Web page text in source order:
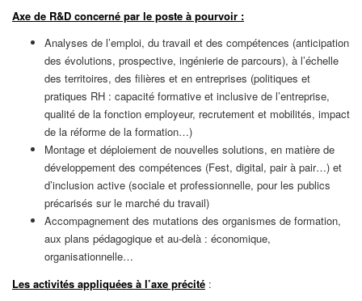
Axe de R&D concerné par le poste à pourvoir :
Analyses de l’emploi, du travail et des compétences (anticipation
des évolutions, prospective, ingénierie de parcours), à l’échelle
des territoires, des filières et en entreprises (politiques et
pratiques RH : capacité formative et inclusive de l’entreprise,
qualité de la fonction employeur, recrutement et mobilités, impact
de la réforme de la formation…)
Montage et déploiement de nouvelles solutions, en matière de
développement des compétences (Fest, digital, pair à pair…) et
d’inclusion active (sociale et professionnelle, pour les publics
précarisés sur le marché du travail)
Accompagnement des mutations des organismes de formation,
aux plans pédagogique et au-delà : économique,
organisationnelle…
Les activités appliquées à l’axe précité :